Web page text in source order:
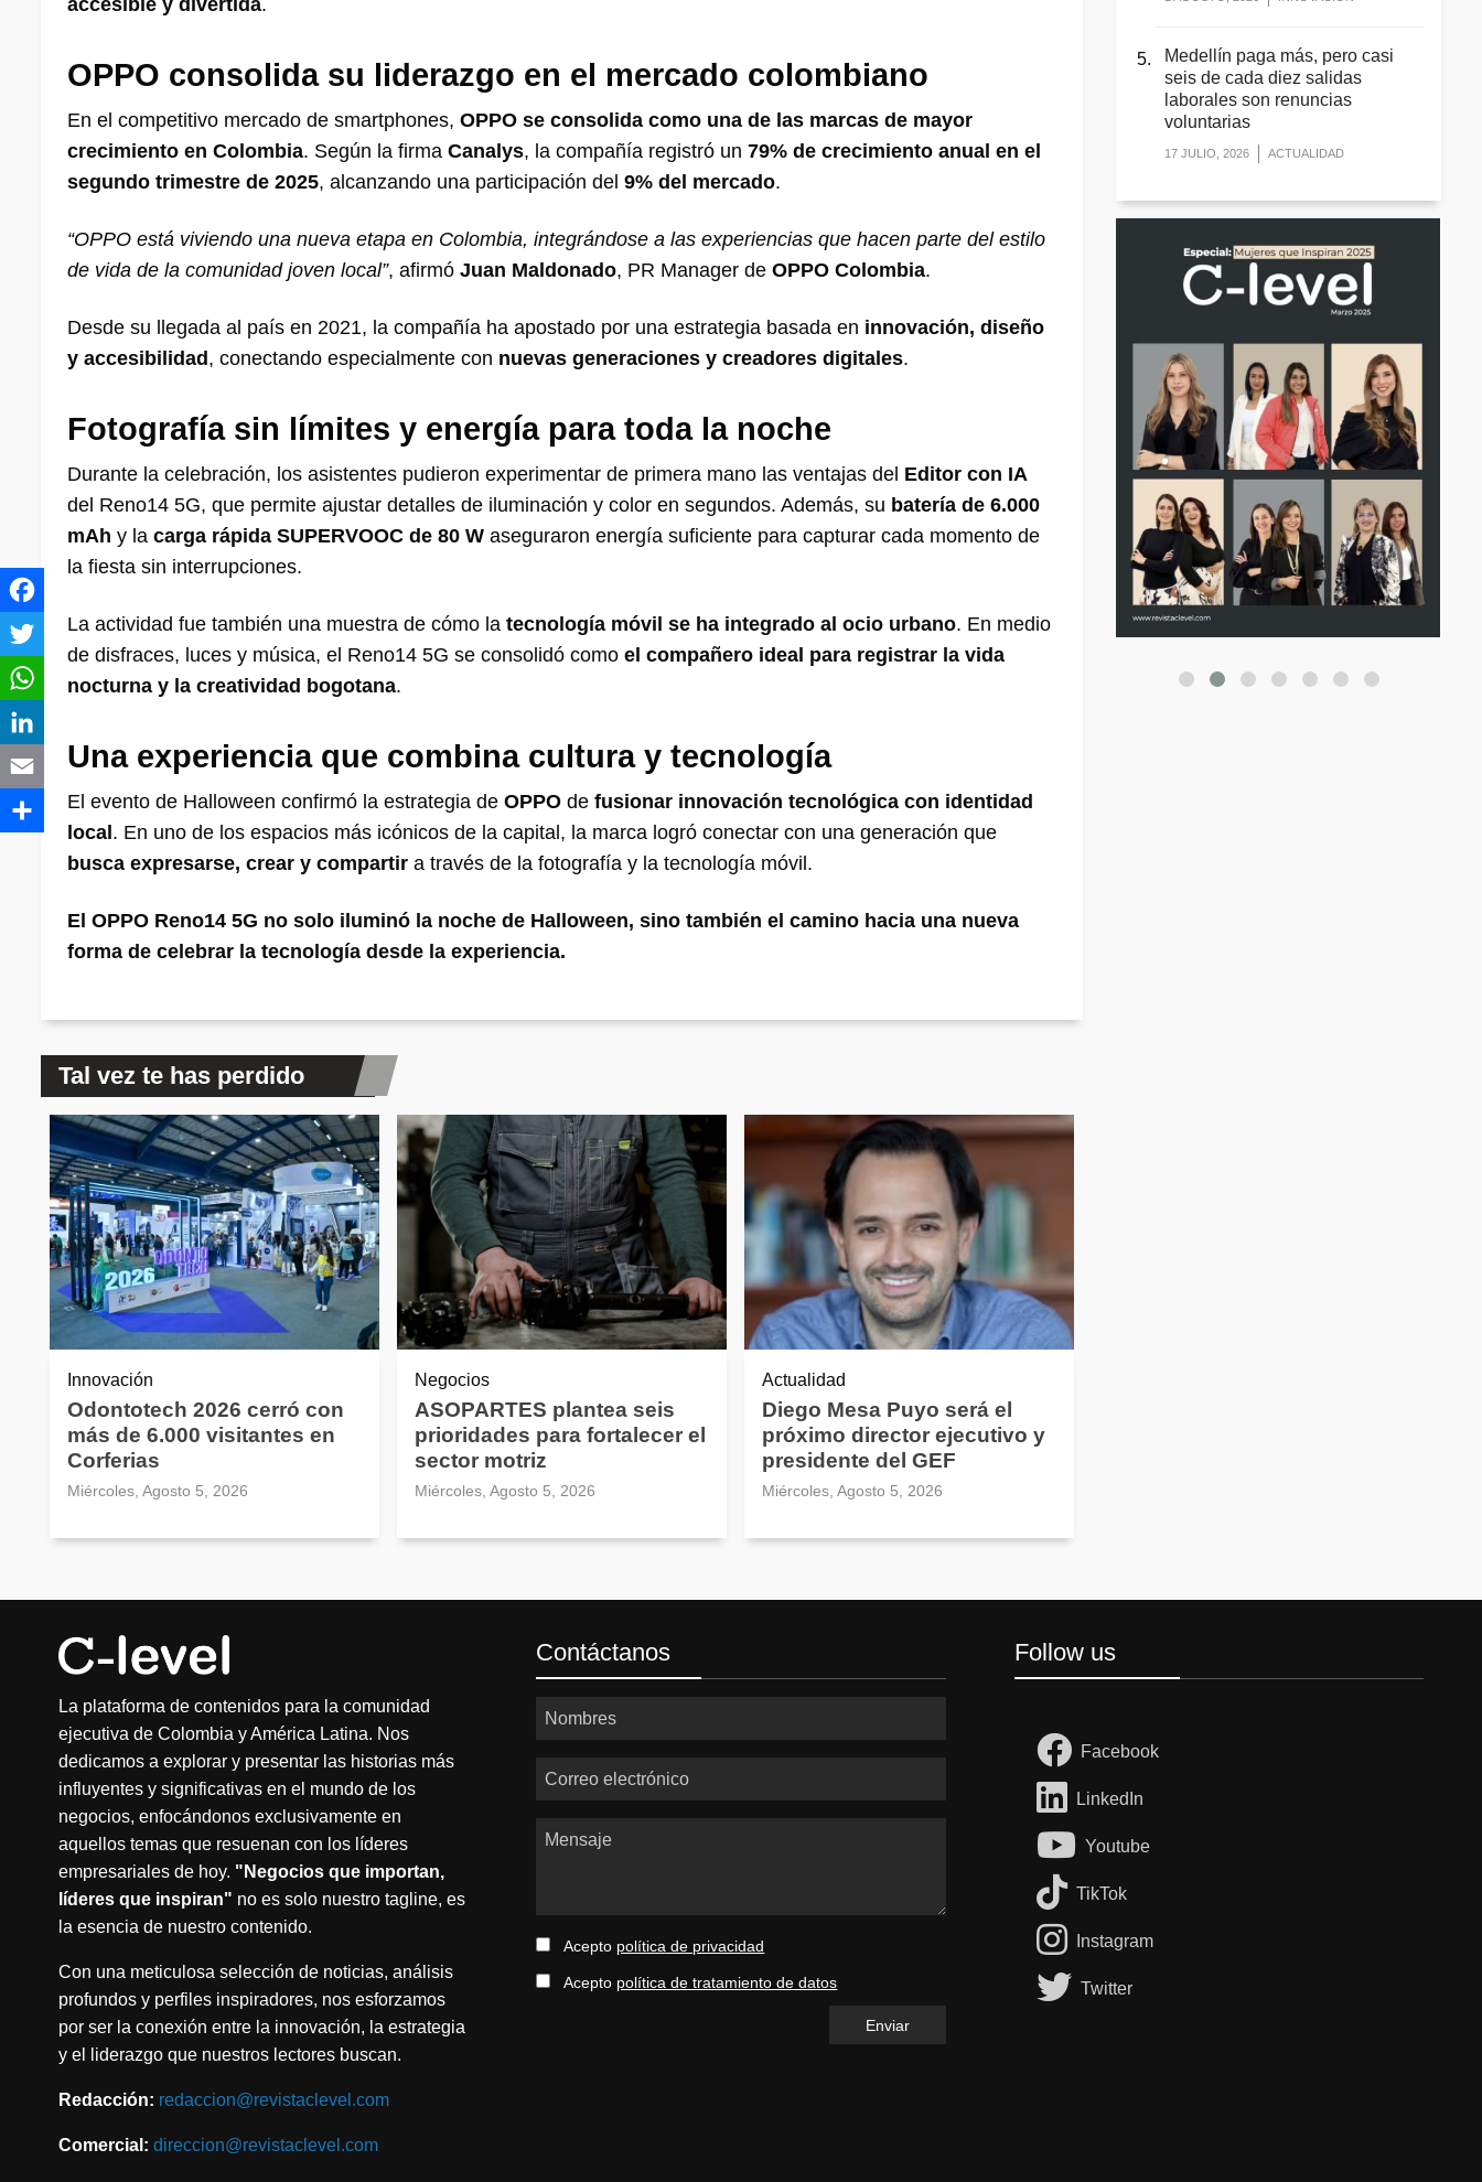
accesible y divertida.
OPPO consolida su liderazgo en el mercado colombiano
En el competitivo mercado de smartphones, OPPO se consolida como una de las marcas de mayor
crecimiento en Colombia. Según la firma Canalys, la compañía registró un 79% de crecimiento anual en el
segundo trimestre de 2025, alcanzando una participación del 9% del mercado.
“OPPO está viviendo una nueva etapa en Colombia, integrándose a las experiencias que hacen parte del estilo
de vida de la comunidad joven local”, afirmó Juan Maldonado, PR Manager de OPPO Colombia.
Desde su llegada al país en 2021, la compañía ha apostado por una estrategia basada en innovación, diseño
y accesibilidad , conectando especialmente con nuevas generaciones y creadores digitales.
Fotografía sin límites y energía para toda la noche
Durante la celebración, los asistentes pudieron experimentar de primera mano las ventajas del Editor con IA
del Reno14 5G, que permite ajustar detalles de iluminación y color en segundos. Además, su batería de 6.000
mAh y la carga rápida SUPERVOOC de 80 W aseguraron energía suficiente para capturar cada momento de
la fiesta sin interrupciones.
La actividad fue también una muestra de cómo la tecnología móvil se ha integrado al ocio urbano. En medio
de disfraces, luces y música, el Reno14 5G se consolidó como el compañero ideal para registrar la vida
nocturna y la creatividad bogotana.
Una experiencia que combina cultura y tecnología
El evento de Halloween confirmó la estrategia de OPPO de fusionar innovación tecnológica con identidad
local . En uno de los espacios más icónicos de la capital, la marca logró conectar con una generación que
busca expresarse, crear y compartir a través de la fotografía y la tecnología móvil.
El OPPO Reno14 5G no solo iluminó la noche de Halloween, sino también el camino hacia una nueva
forma de celebrar la tecnología desde la experiencia.
Tal vez te has perdido
Innovación
Odontotech 2026 cerró con
más de 6.000 visitantes en
Corferias
Miércoles, Agosto 5, 2026
Negocios
ASOPARTES plantea seis
prioridades para fortalecer el
sector motriz
Miércoles, Agosto 5, 2026
Actualidad
Diego Mesa Puyo será el
próximo director ejecutivo y
presidente del GEF
Miércoles, Agosto 5, 2026
Medellín paga más, pero casi
seis de cada diez salidas
laborales son renuncias
voluntarias
17 JULIO, 2026 ACTUALIDAD
La plataforma de contenidos para la comunidad
ejecutiva de Colombia y América Latina. Nos
dedicamos a explorar y presentar las historias más
influyentes y significativas en el mundo de los
negocios, enfocándonos exclusivamente en
aquellos temas que resuenan con los líderes
empresariales de hoy. "Negocios que importan,
líderes que inspiran" no es solo nuestro tagline, es
la esencia de nuestro contenido.
Con una meticulosa selección de noticias, análisis
profundos y perfiles inspiradores, nos esforzamos
por ser la conexión entre la innovación, la estrategia
y el liderazgo que nuestros lectores buscan.
Redacción: redaccion@revistaclevel.com
Comercial: direccion@revistaclevel.com
Contáctanos
Nombres
Correo electrónico
Mensaje
Acepto política de privacidad
Acepto política de tratamiento de datos
Follow us
Facebook
LinkedIn
Youtube
TikTok
Instagram
Twitter